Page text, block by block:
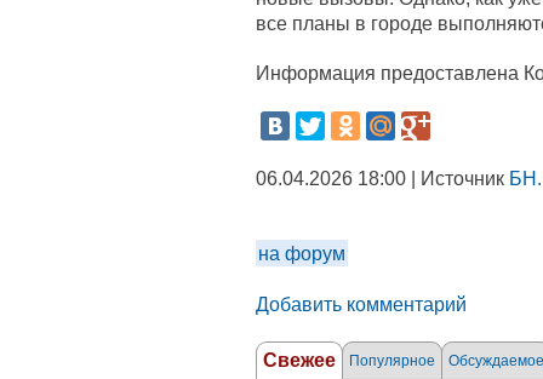
все планы в городе
Информация предоставлена
06.04.2026 18:00 | Источник
на форум
Добавить комментарий
Свежее Популярное Обсуждаемое